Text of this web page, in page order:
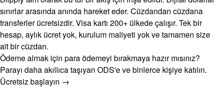
sınırlar arasında anında hareket eder. Cüzdandan cüzdana
transferler ücretsizdir. Visa kartı 200+ ülkede çalışır. Tek bir
hesap, aylık ücret yok, kurulum maliyeti yok ve tamamen size
ait bir cüzdan.
Ödeme almak için para ödemeyi bırakmaya hazır mısınız?
Parayı daha akıllıca taşıyan ODS'e ve binlerce kişiye katılın.
Ücretsiz başlayın →